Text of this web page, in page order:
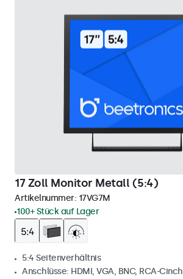
17 Zoll Monitor Metall (5:4)
Artikelnummer: 17VG7M
100+ Stück auf Lager
5:4 Seitenverhältnis
Anschlüsse: HDMI, VGA, BNC, RCA-Cinch